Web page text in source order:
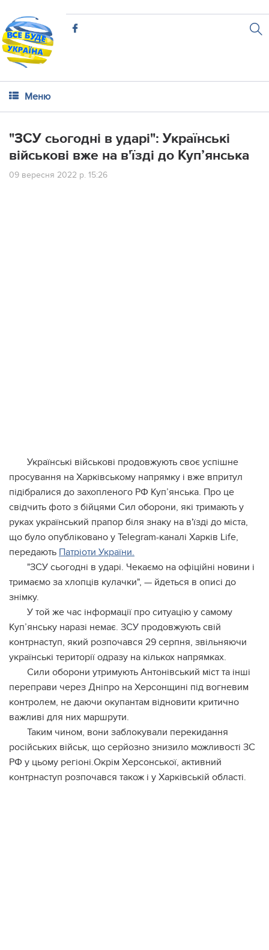
Меню
"ЗСУ сьогодні в ударі": Українські
військові вже на в'їзді до Куп’янська
09 вересня 2022 р. 15:26
Українські військові продовжують своє успішне
просування на Харківському напрямку і вже впритул
підібралися до захопленого РФ Куп’янська. Про це
свідчить фото з бійцями Сил оборони, які тримають у
руках український прапор біля знаку на в'їзді до міста,
що було опубліковано у Telegram-каналі Харків Life,
передають Патріоти України.
"ЗСУ сьогодні в ударі. Чекаємо на офіційні новини і
тримаємо за хлопців кулачки", — йдеться в описі до
знімку.
У той же час інформації про ситуацію у самому
Куп’янську наразі немає. ЗСУ продовжують свій
контрнаступ, який розпочався 29 серпня, звільняючи
українські території одразу на кількох напрямках.
Сили оборони утримують Антонівський міст та інші
переправи через Дніпро на Херсонщині під вогневим
контролем, не даючи окупантам відновити критично
важливі для них маршрути.
Таким чином, вони заблокували перекидання
російських військ, що серйозно знизило можливості ЗС
РФ у цьому регіоні.Окрім Херсонської, активний
контрнаступ розпочався також і у Харківській області.